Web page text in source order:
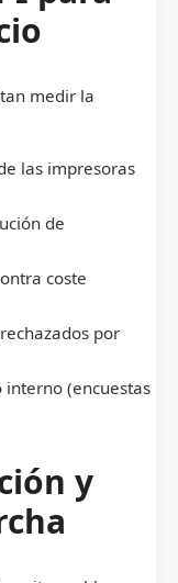
medir la
las impresoras
de
coste
por
interno (encuestas
y